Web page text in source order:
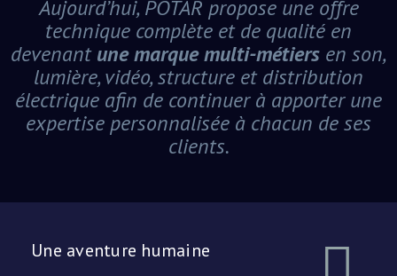
Aujourd’hui, POTAR propose une offre
technique complète et de qualité en
devenantune marque multi-métiersen son,
lumière, vidéo, structure et distribution
électrique afin de continuer à apporter une
expertise personnalisée à chacun de ses
clients.
Une aventure humaine